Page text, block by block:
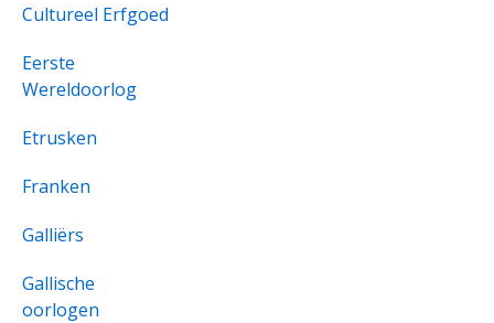
Cultureel Erfgoed
Eerste
Wereldoorlog
Etrusken
Franken
Galliërs
Gallische
oorlogen